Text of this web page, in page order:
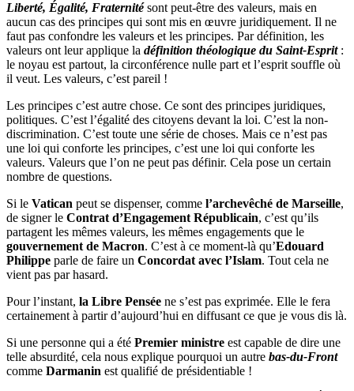
Liberté, Égalité, Fraternitésont peut-être des valeurs, mais en
aucun cas des principes qui sont mis en œuvre juridiquement. Il ne
faut pas confondre les valeurs et les principes. Par définition, les
valeurs ont leur applique la définition théologique du Saint-Esprit:
le noyau est partout, la circonférence nulle part et l’esprit souffle où
il veut. Les valeurs, c’est pareil !
Les principes c’est autre chose. Ce sont des principes juridiques,
politiques. C’est l’égalité des citoyens devant la loi. C’est la non-
discrimination. C’est toute une série de choses. Mais ce n’est pas
une loi qui conforte les principes, c’est une loi qui conforte les
valeurs. Valeurs que l’on ne peut pas définir. Cela pose un certain
nombre de questions.
Si le Vatican peut se dispenser, comme l’archevêché de Marseille,
de signer le Contrat d’Engagement Républicain, c’est qu’ils
partagent les mêmes valeurs, les mêmes engagements que le
gouvernement de Macron. C’est à ce moment-là qu’Edouard
Philippe parle de faire un Concordat avec l’Islam. Tout cela ne
vient pas par hasard.
Pour l’instant, la Libre Pensée ne s’est pas exprimée. Elle le fera
certainement à partir d’aujourd’hui en diffusant ce que je vous dis là.
Si une personne qui a été Premier ministre est capable de dire une
telle absurdité, cela nous explique pourquoi un autre bas-du-Front
comme Darmanin est qualifié de présidentiable !